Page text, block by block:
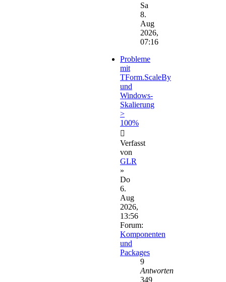
Beitrag
Sa
8.
Aug
2026,
07:16
Probleme
mit
TForm.ScaleBy
und
Windows-
Skalierung
>
100%
Verfasst
von
GLR
»
Do
6.
Aug
2026,
13:56
Forum:
Komponenten
und
Packages
9
Antworten
349